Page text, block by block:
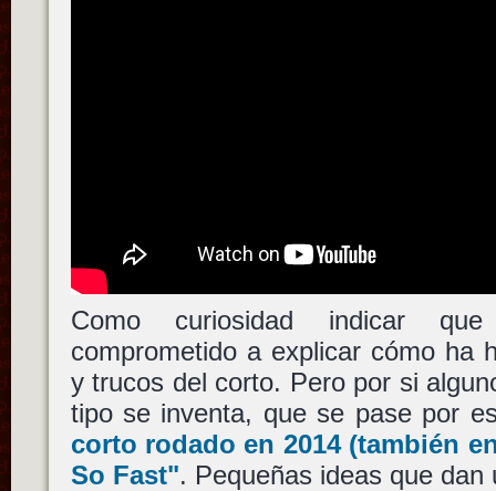
Como curiosidad indicar
comprometido a explicar cómo ha
y trucos del corto. Pero por si
tipo se inventa, que se pase por
corto rodado en 2014 (también
So Fast". Pequeñas ideas que dan